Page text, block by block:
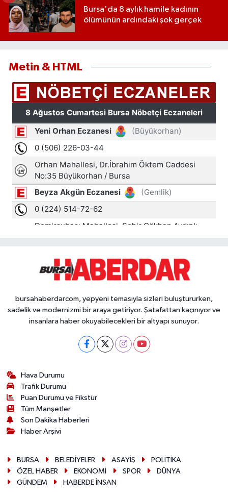
Bursa'da 8 aylık hamile kadının
ölümünün ardındaki şok gerçek
Metin & HTML
bursahaberdarcom, yepyeni temasıyla sizleri buluştururken,
sadelik ve modernizmi bir araya getiriyor. Şatafattan kaçınıyor ve
insanlara haber okuyabilecekleri bir altyapı sunuyor.
Hava Durumu
Trafik Durumu
Puan Durumu ve Fikstür
Tüm Manşetler
Son Dakika Haberleri
Haber Arşivi
BURSA BELEDİYELER ASAYİŞ
POLİTİKA
ÖZEL HABER
EKONOMİ SPOR
DÜNYA
GÜNDEM
HABERDE İNSAN